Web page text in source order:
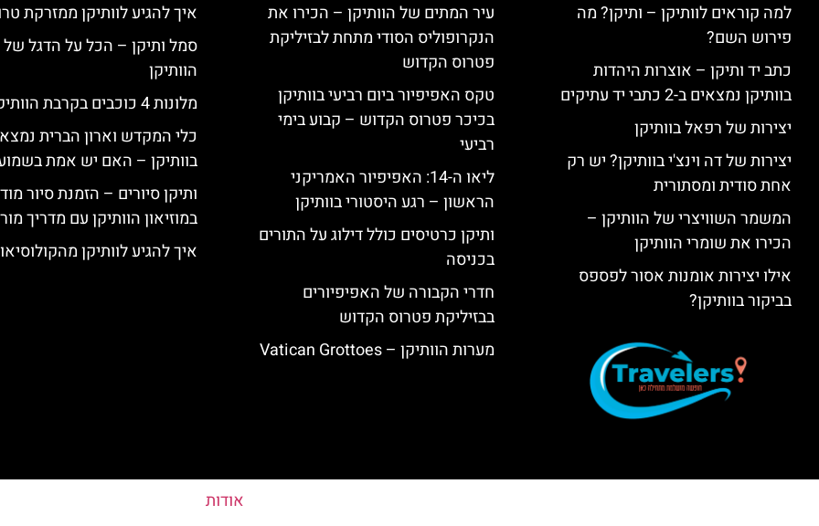
למה קוראים לוותיקן – ותיקן? מה
פירוש השם?
כתב יד ותיקן – אוצרות היהדות
בוותיקן נמצאים ב-2 כתבי יד עתיקים
יצירות של רפאל בוותיקן
יצירות של דה וינצ'י בוותיקן? יש רק
אחת סודית ומסתורית
המשמר השוויצרי של הוותיקן –
הכירו את שומרי הוותיקן
אילו יצירות אומנות אסור לפספס
בביקור בוותיקן?
עיר המתים של הוותיקן – הכירו את
הנקרופוליס הסודי מתחת לבזיליקת
פטרוס הקדוש
טקס האפיפיור ביום רביעי בוותיקן
בכיכר פטרוס הקדוש – קבוע בימי
רביעי
ליאו ה-14: האפיפיור האמריקני
הראשון – רגע היסטורי בוותיקן
ותיקן כרטיסים כולל דילוג על התורים
בכניסה
חדרי הקבורה של האפיפיורים
בבזיליקת פטרוס הקדוש
מערות הוותיקן – Vatican Grottoes
איך להגיע לוותיקן ממזרקת
סמל ותיקן – הכל על הדגל של
הוותיקן
מלונות 4 כוכבים בקרבת הוותיקן
כלי המקדש וארון הברית
בוותיקן – האם יש אמת
ותיקן סיורים – הזמנת סיור
במוזיאון הוותיקן עם מדריך
איך להגיע לוותיקן
אודות